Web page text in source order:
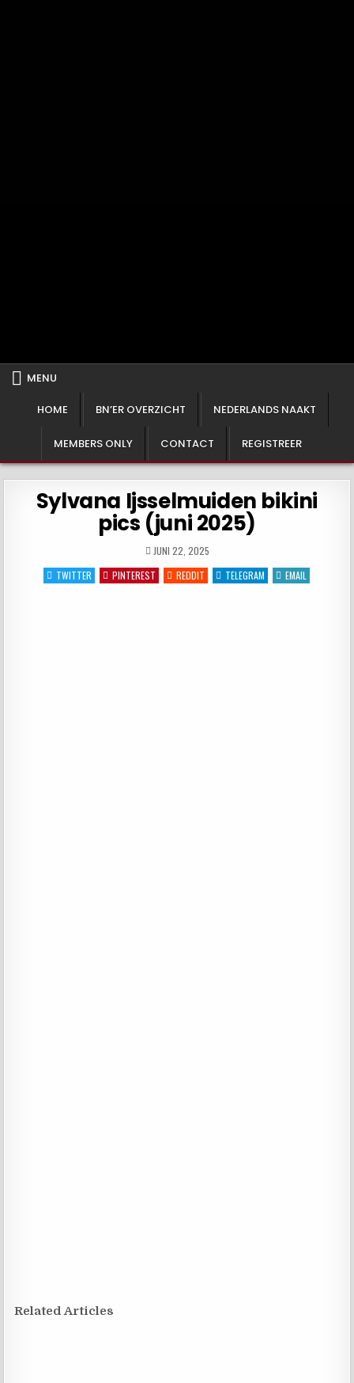
Het BN'er Archief!
MENU
HOME BN’ER OVERZICHT NEDERLANDS NAAKT
MEMBERS ONLY CONTACT REGISTREER
Sylvana Ijsselmuiden bikini
pics (juni 2025)
JUNI 22, 2025
TWITTER
PINTEREST REDDIT TELEGRAM EMAIL
Related Articles